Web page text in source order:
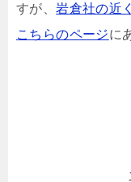
すが、岩倉社の近
こちらのページに